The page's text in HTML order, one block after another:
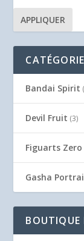
APPLIQUER
Bandai Spirit
Devil Fruit (3)
Figuarts Zero
Gasha
BOUTIQUE